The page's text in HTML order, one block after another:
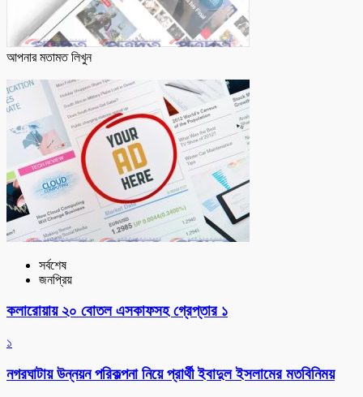
আপনার মতামত লিখুন
সর্বশেষ
জনপ্রিয়
কলারোয়ায় ২০ বোতল এসকাফসহ গ্রেপ্তার ১
১
নগরঘাটায় উন্নয়ন পরিকল্পনা নিয়ে প্রার্থী ইবাদুল ইসলামের মতবিনিময়